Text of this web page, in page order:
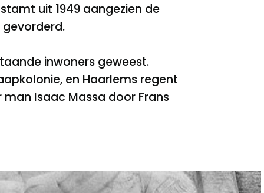
uit 1949 aangezien de
inwoners geweest.
en Haarlems regent
Isaac Massa door Frans